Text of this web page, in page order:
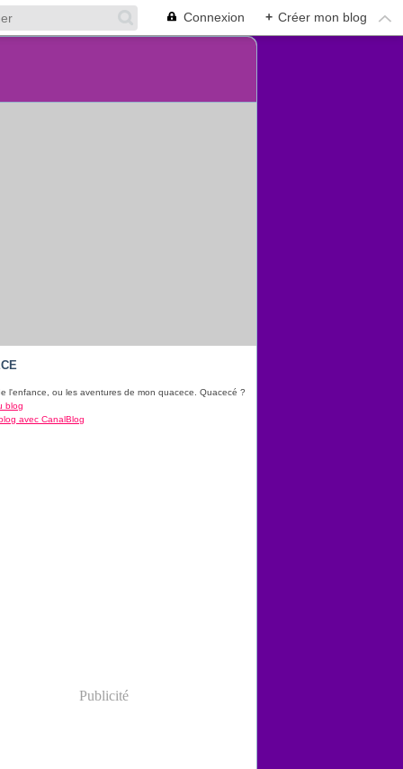
Connexion + Créer mon blog
l'enfance, ou les aventures de mon quacece. Quacecé ?
blog
avec CanalBlog
Publicité